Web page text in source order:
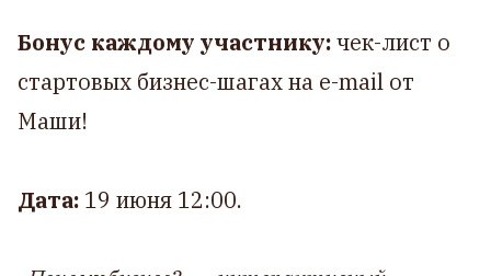
Бонус каждому участнику:чек-лист о
стартовых бизнес-шагах на e-mail от
Маши!
Дата: 19 июня 12:00.